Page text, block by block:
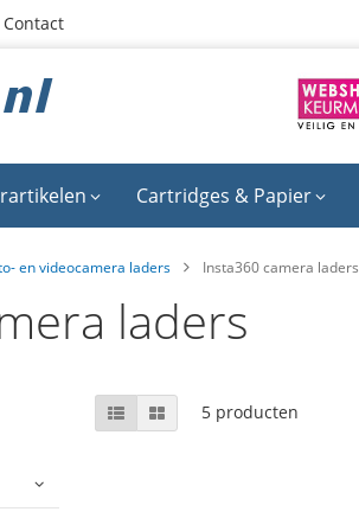
Contact
Cartridges & Papier
en videocamera laders Insta360 camera laders
laders
Tonen
als
Lijst Foto-
tabel
5producten